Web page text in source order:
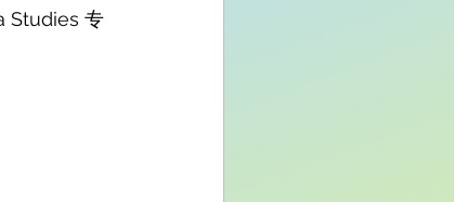
Studies 专